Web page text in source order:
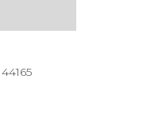
44165